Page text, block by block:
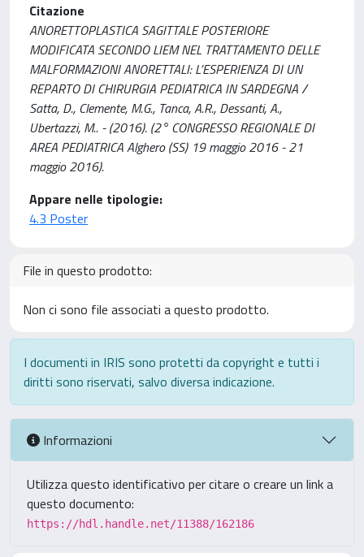
Citazione
ANORETTOPLASTICA SAGITTALE POSTERIORE
MODIFICATA SECONDO LIEM NEL TRATTAMENTO DELLE
MALFORMAZIONI ANORETTALI: L’ESPERIENZA DI UN
REPARTO DI CHIRURGIA PEDIATRICA IN SARDEGNA /
Satta, D., Clemente, M.G., Tanca, A.R., Dessanti, A.,
Ubertazzi, M.. - (2016). (2° CONGRESSO REGIONALE DI
AREA PEDIATRICA Alghero (SS) 19 maggio 2016 - 21
maggio 2016).
Appare nelle tipologie:
4.3 Poster
File in questo prodotto:
Non ci sono file associati a questo prodotto.
I documenti in IRIS sono protetti da copyright e tutti i
diritti sono riservati, salvo diversa indicazione.
Informazioni
Utilizza questo identificativo per citare o creare un link a
questo documento:
https://hdl.handle.net/11388/162186